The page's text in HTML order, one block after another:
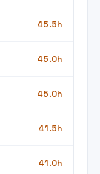
45.5h
45.0h
45.0h
41.5h
41.0h